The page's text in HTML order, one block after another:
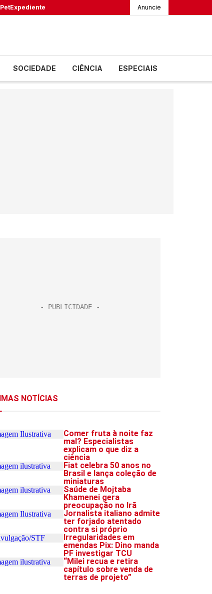
PetExpediente Anuncie
SOCIEDADE CIÊNCIA ESPECIAIS